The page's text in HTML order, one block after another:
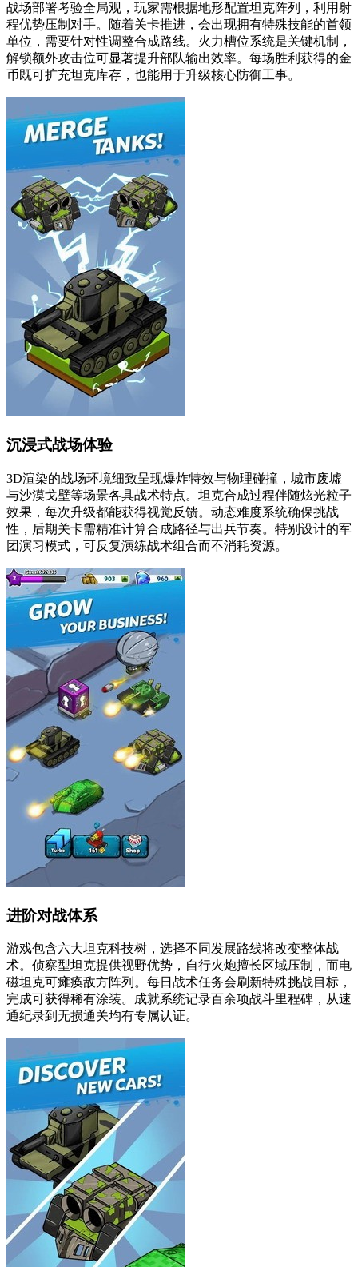
战场部署考验全局观，玩家需根据地形配置坦克阵列，利用射
程优势压制对手。随着关卡推进，会出现拥有特殊技能的首领
单位，需要针对性调整合成路线。火力槽位系统是关键机制，
解锁额外攻击位可显著提升部队输出效率。每场胜利获得的金
币既可扩充坦克库存，也能用于升级核心防御工事。
沉浸式战场体验
3D渲染的战场环境细致呈现爆炸特效与物理碰撞，城市废墟
与沙漠戈壁等场景各具战术特点。坦克合成过程伴随炫光粒子
效果，每次升级都能获得视觉反馈。动态难度系统确保挑战
性，后期关卡需精准计算合成路径与出兵节奏。特别设计的军
团演习模式，可反复演练战术组合而不消耗资源。
进阶对战体系
游戏包含六大坦克科技树，选择不同发展路线将改变整体战
术。侦察型坦克提供视野优势，自行火炮擅长区域压制，而电
磁坦克可瘫痪敌方阵列。每日战术任务会刷新特殊挑战目标，
完成可获得稀有涂装。成就系统记录百余项战斗里程碑，从速
通纪录到无损通关均有专属认证。